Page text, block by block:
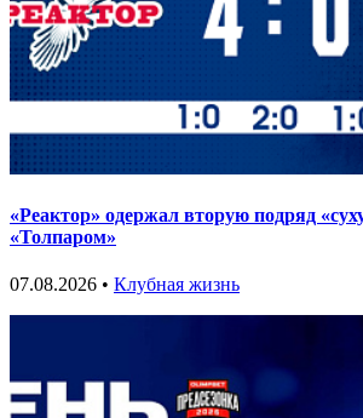
«Реактор» одержал вторую подряд
«Толпаром»
07.08.2026 • Клубная жизнь